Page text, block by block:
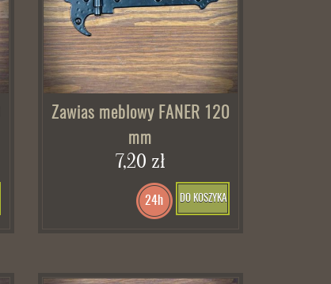
Zawias meblowy FANER 120
mm
7,20 zł
DO KOSZYKA
24h